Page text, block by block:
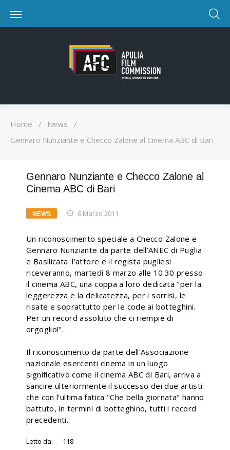
Home / News
/
Gennaro Nunziante e Checco Zalone al Cinema ABC di Bari
Gennaro Nunziante e Checco Zalone al
Cinema ABC di Bari
NEWS 6 Marzo 2011
Un riconoscimento speciale a Checco Zalone e
Gennaro Nunziante da parte dell’ANEC di Puglia
e Basilicata: l’attore e il regista pugliesi
riceveranno, martedì 8 marzo alle 10.30 presso
il cinema ABC, una coppa a loro dedicata "per la
leggerezza e la delicatezza, per i sorrisi, le
risate e soprattutto per le code ai botteghini.
Per un record assoluto che ci riempie di
orgoglio!".
Il riconoscimento da parte dell’Associazione
nazionale esercenti cinema in un luogo
significativo come il cinema ABC di Bari, arriva a
sancire ulteriormente il successo dei due artisti
che con l’ultima fatica "Che bella giornata" hanno
battuto, in termini di botteghino, tutti i record
precedenti.
Letto da: 118